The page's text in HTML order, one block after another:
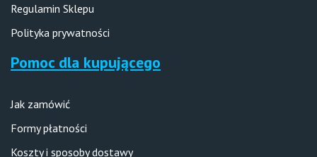
Regulamin Sklepu
Polityka prywatności
Pomoc dla kupującego
Jak zamówić
Formy płatności
Koszty i sposoby dostawy